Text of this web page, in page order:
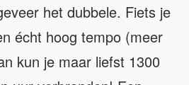
het dubbele. Fiets je
écht hoog tempo (meer
kun je maar liefst 1300